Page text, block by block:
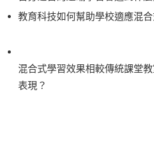
教育科技如何幫助學校適應混
混合式學習效果相較傳統課堂
表現？